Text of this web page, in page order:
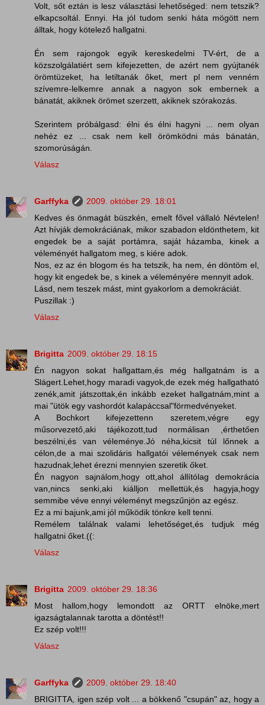
Volt, sőt eztán is lesz választási lehetőséged: nem tetszik?
elkapcsoltál. Ennyi. Ha jól tudom senki háta mögött nem
álltak, hogy kötelező hallgatni.
Én sem rajongok egyik kereskedelmi TV-ért, de a
közszolgálatiért sem kifejezetten, de azért nem gyújtanék
örömtüzeket, ha letiltanák őket, mert pl nem venném
szívemre-lelkemre annak a nagyon sok embernek a
bánatát, akiknek örömet szerzett, akiknek szórakozás.
Szerintem próbálgasd: élni és élni hagyni ... nem olyan
nehéz ez ... csak nem kell örömködni más bánatán,
szomorúságán.
Válasz
Garffyka
2009. október 29. 18:01
Kedves és önmagát büszkén, emelt fővel vállaló Névtelen!
Azt hívják demokráciának, mikor szabadon eldönthetem, kit
engedek be a saját portámra, saját házamba, kinek a
véleményét hallgatom meg, s kiére adok.
Nos, ez az én blogom és ha tetszik, ha nem, én döntöm el,
hogy kit engedek be, s kinek a véleményére mennyit adok.
Lásd, nem teszek mást, mint gyakorlom a demokráciát.
Puszillak :)
Válasz
Brigitta 2009. október 29. 18:15
Én nagyon sokat hallgattam,és még hallgatnám is a
Slágert.Lehet,hogy maradi vagyok,de ezek még hallgatható
zenék,amit játszottak,én inkább ezeket hallgatnám,mint a
mai "ütök egy vashordót kalapáccsal"förmedvényeket.
A Bochkort kifejezettenn szeretem,végre egy
műsorvezető,aki tájékozott,tud normálisan ,érthetően
beszélni,és van véleménye.Jó néha,kicsit túl lőnnek a
célon,de a mai szolidáris hallgatói vélemények csak nem
hazudnak,lehet érezni mennyien szeretik őket.
Én nagyon sajnálom,hogy ott,ahol állítólag demokrácia
van,nincs senki,aki kiálljon mellettük,és hagyja,hogy
semmibe véve ennyi véleményt megszűnjön az egész.
Ez a mi bajunk,ami jól működik tönkre kell tenni.
Remélem találnak valami lehetőséget,és tudjuk még
hallgatni őket.((:
Válasz
Brigitta 2009. október 29. 18:36
Most hallom,hogy lemondott az ORTT elnöke,mert
igazságtalannak tarotta a döntést!!
Ez szép volt!!!
Válasz
Garffyka
2009. október 29. 18:40
BRIGITTA, igen szép volt ... a bökkenő "csupán" az, hogy a